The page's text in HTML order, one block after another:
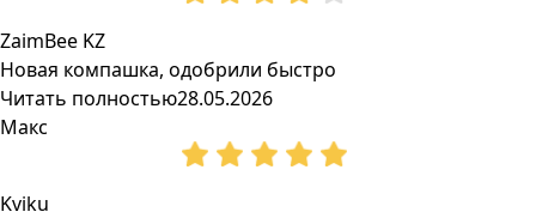
ZaimBee KZ
Новая компашка, одобрили быстро
Читать полностью28.05.2026
Макс
Kviku